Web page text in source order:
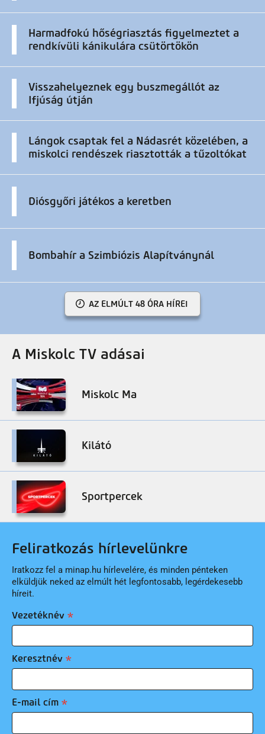
Harmadfokú hőségriasztás figyelmeztet a
rendkívüli kánikulára csütörtökön
Visszahelyeznek egy buszmegállót az
Ifjúság útján
Lángok csaptak fel a Nádasrét közelében, a
miskolci rendészek riasztották a tűzoltókat
Diósgyőri játékos a keretben
Bombahír a Szimbiózis Alapítványnál
AZ ELMÚLT 48 ÓRA HÍREI
A Miskolc TV adásai
Miskolc Ma
Kilátó
Sportpercek
Feliratkozás hírlevelünkre
Iratkozz fel a minap.hu hírlevelére, és minden pénteken
elküldjük neked az elmúlt hét legfontosabb, legérdekesebb
híreit.
Vezetéknév
Keresztnév
E-mail cím